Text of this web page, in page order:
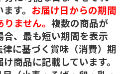
す。 お届け日からの期間
ません。 複数の商品が
、最も短い期間を表示
律に基づく賞味（消費）期
商品に記載しています。